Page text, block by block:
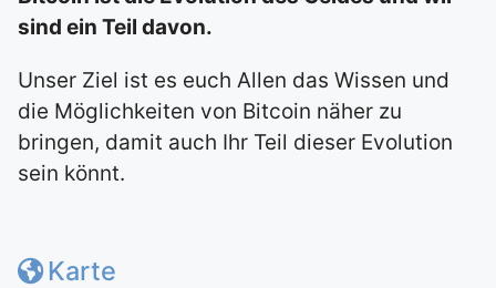
sind ein Teil davon.
Unser Ziel ist es euch Allen das Wissen und
die Möglichkeiten von Bitcoin näher zu
bringen, damit auch Ihr Teil dieser Evolution
sein könnt.
Karte